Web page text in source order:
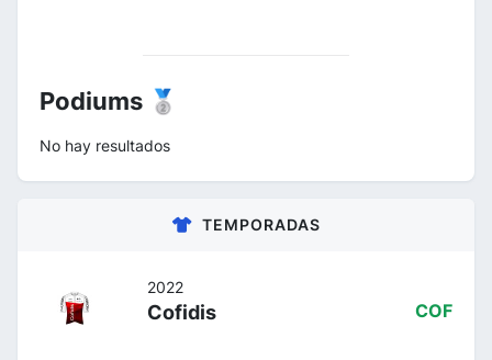
Podiums 🥈
No hay resultados
TEMPORADAS
2022
Cofidis COF